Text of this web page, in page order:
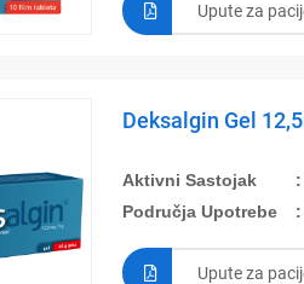
Upute za
Deksalgin Gel
Aktivni Sastojak
Područja Upotrebe
Upute za